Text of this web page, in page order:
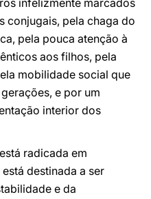
infelizmente marcados
conjugais, pela chaga do
pela pouca atenção à
aos filhos, pela
mobilidade social que
e por um
interior dos
radicada em
destinada a ser
e da